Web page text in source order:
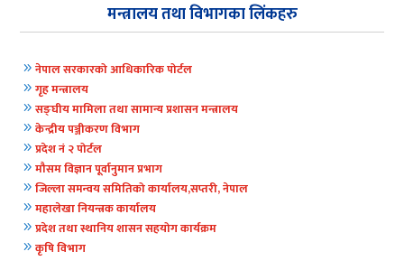
मन्त्रालय तथा विभागका लिंकहरु
9नेपाल सरकारको आधिकारिक पोर्टल
9गृह मन्त्रालय
9सङ्घीय मामिला तथा सामान्य प्रशासन मन्त्रालय
9केन्द्रीय पञ्जीकरण विभाग
9प्रदेश नं २ पोर्टल
9मौसम विज्ञान पूर्वानुमान प्रभाग
9जिल्ला समन्वय समितिको कार्यालय,सप्तरी, नेपाल
9महालेखा नियन्त्रक कार्यालय
9प्रदेश तथा स्थानिय शासन सहयोग कार्यक्रम
9कृषि विभाग